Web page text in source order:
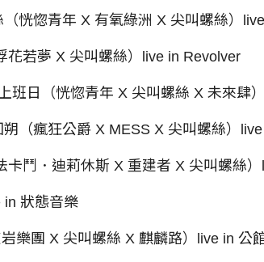
恍惚青年 X 有氧綠洲 X 尖叫螺絲）
花若夢 X 尖叫螺絲）live in Revolver
班日（恍惚青年 X 尖叫螺絲 X 未來肆
（瘋狂公爵 X MESS X 尖叫螺絲）
卡鬥．迪莉休斯 X 重建者 X 尖叫螺絲
in 狀態音樂
樂團 X 尖叫螺絲 X 麒麟路）live in 公